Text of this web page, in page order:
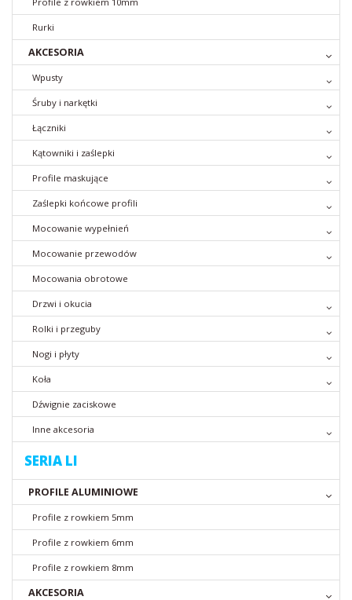
Rurki
AKCESORIA
Wpusty
Śruby i narkętki
Łączniki
Kątowniki i zaślepki
Profile maskujące
Zaślepki końcowe profili
Mocowanie wypełnień
Mocowanie przewodów
Mocowania obrotowe
Drzwi i okucia
Rolki i przeguby
Nogi i płyty
Koła
Dźwignie zaciskowe
Inne akcesoria
SERIA LI
PROFILE ALUMINIOWE
Profile z rowkiem 5mm
Profile z rowkiem 6mm
Profile z rowkiem 8mm
AKCESORIA